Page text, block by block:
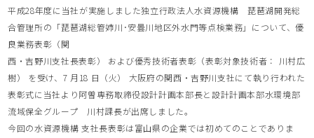
平成28年度に当社が実施しました独立行政法人水資源機構 琵琶湖開発総
合管理所の「琵琶湖総管姉川･安曇川地区外水門等点検業務」について、優
良業務表彰（関
西・吉野川支社長表彰） および優秀技術者表彰（表彰対象技術者： 川村広
樹） を受け、7 月18 日（火） 大阪府の関西・吉野川支社にて執り行われた
表彰式に当社より阿曽専務取締役設計計画本部長と設計計画本部水環境部
流域保全グループ 川村課長が出席しました。
今回の水資源機構 支社長表彰は富山県の企業では初めてのことでありま